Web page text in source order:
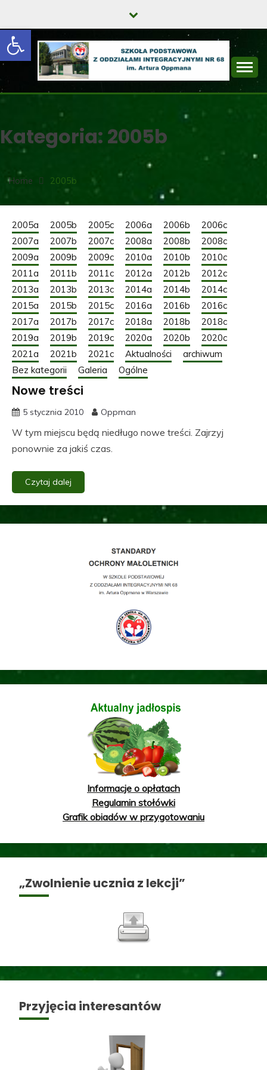
Open toolbar
content
SZKOŁA
PODSTAWOWA Z
ODDZIAŁAMI
INTEGRACYJNYMI
NR 68 IM. ARTURA
OPPMANA
Kategoria: 2005b
Home 2005b
2005a 2005b 2005c 2006a 2006b
2006c
2007a
2007b 2007c 2008a 2008b
2008c
2009a
2009b 2009c 2010a 2010b
2010c
2011a
2011b 2011c 2012a 2012b
2012c
2013a
2013b 2013c 2014a 2014b
2014c
2015a
2015b 2015c 2016a 2016b
2016c
2017a
2017b 2017c 2018a 2018b
2018c
2019a
2019b 2019c 2020a 2020b
2020c
2021a
2021b 2021c Aktualności
archiwum
Bez kategorii
Galeria Ogólne
Nowe treści
5 stycznia 2010 Oppman
W tym miejscu będą niedługo nowe treści. Zajrzyj
ponownie za jakiś czas.
Czytaj dalej
Informacje o opłatach
Regulamin stołówki
Grafik obiadów w przygotowaniu
„Zwolnienie ucznia z lekcji”
Przyjęcia interesantów